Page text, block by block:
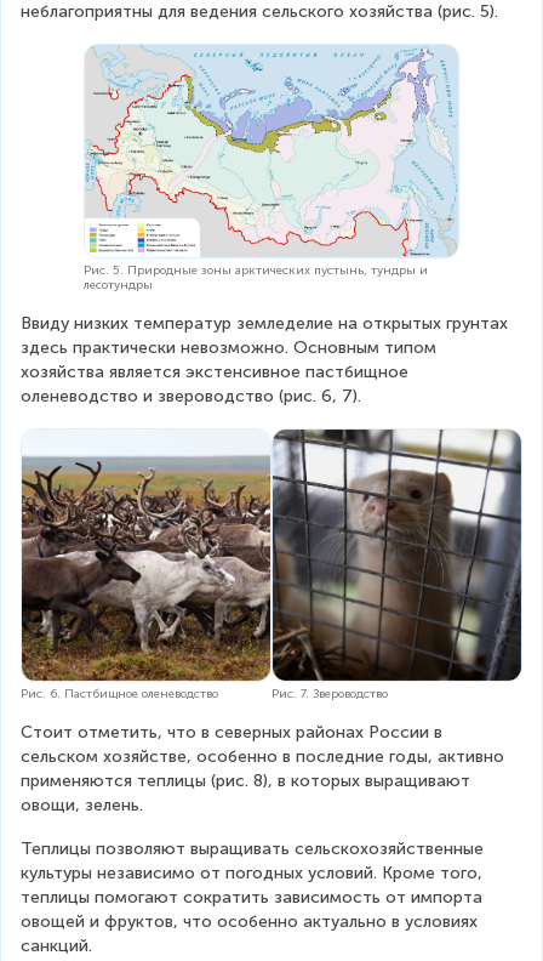
неблагоприятны для ведения сельского хозяйства (рис. 5).
Рис. 5. Природные зоны арктических пустынь, тундры и
лесотундры
Ввиду низких температур земледелие на открытых грунтах
здесь практически невозможно. Основным типом
хозяйства является экстенсивное пастбищное
оленеводство и звероводство (рис. 6, 7).
Рис. 6. Пастбищное оленеводство Рис. 7. Звероводство
Стоит отметить, что в северных районах России в
сельском хозяйстве, особенно в последние годы, активно
применяются теплицы (рис. 8), в которых выращивают
овощи, зелень.
Теплицы позволяют выращивать сельскохозяйственные
культуры независимо от погодных условий. Кроме того,
теплицы помогают сократить зависимость от импорта
овощей и фруктов, что особенно актуально в условиях
санкций.